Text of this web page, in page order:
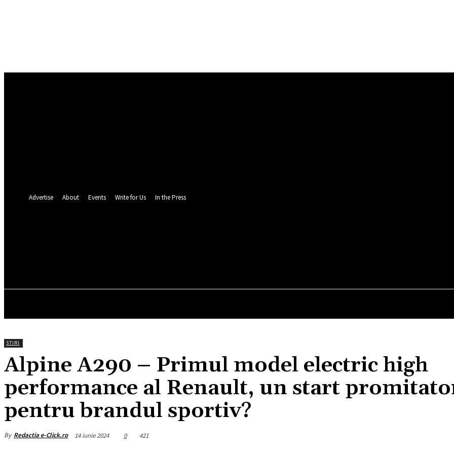
Advertise About Events Write for Us In the Press
STIRI
Alpine A290 – Primul model electric high
performance al Renault, un start
pentru brandul sportiv?
By Redactia e-Click.ro 14 iunie 2024 0 421